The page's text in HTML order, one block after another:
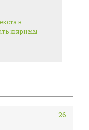
в
жирным
26